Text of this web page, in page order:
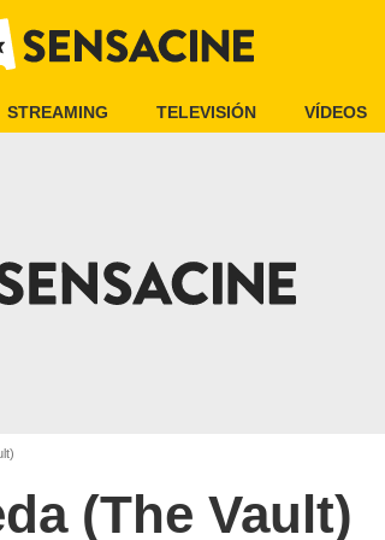
STREAMING TELEVISIÓN VÍDEOS
(The Vault)